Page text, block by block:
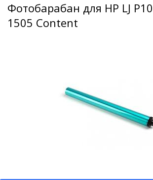
Фотобарабан для HP LJ
1505 Content